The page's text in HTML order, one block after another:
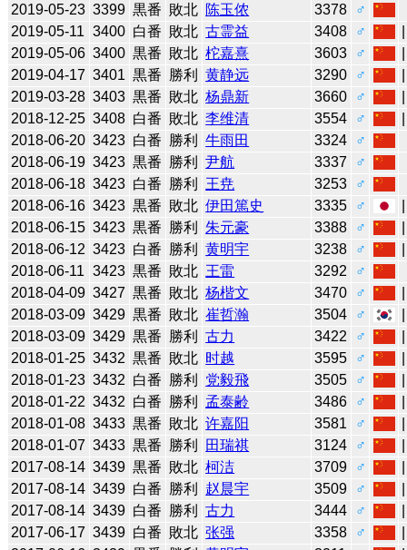
2019-05-23 3399 黒番 敗北 陈玉侬 3378
♂
2019-05-11 3400 白番 敗北 古霊益 3408 ♂
2019-05-06 3400 黒番 敗北 柁嘉熹 3603 ♂
2019-04-17 3401 黒番 勝利 黄静远 3290 ♂
2019-03-28 3403 黒番 敗北 杨鼎新 3660 ♂
2018-12-25 3408 白番 敗北 李维清 3554 ♂
2018-06-20 3423 白番 勝利 牛雨田 3324
♂
2018-06-19 3423 黒番 勝利 尹航 3337
♂
2018-06-18 3423 白番 勝利 王尭 3253
♂
2018-06-16 3423 黒番 敗北 伊田篤史 3335 ♂
2018-06-15 3423 黒番 勝利 朱元豪 3388 ♂
2018-06-12 3423 白番 勝利 黄明宇 3238 ♂
2018-06-11 3423 黒番 敗北 王雷 3292
♂
2018-04-09 3427 黒番 敗北 杨楷文 3470 ♂
2018-03-09 3429 黒番 敗北 崔哲瀚 3504 ♂
2018-03-09 3429 黒番 勝利 古力 3422 ♂
2018-01-25 3432 黒番 敗北 时越 3595 ♂
2018-01-23 3432 白番 勝利 党毅飛 3505 ♂
2018-01-22 3432 白番 勝利 孟泰齢 3486 ♂
2018-01-08 3433 黒番 敗北 许嘉阳 3581 ♂
2018-01-07 3433 黒番 勝利 田瑞祺 3124 ♂
2017-08-14 3439 黒番 敗北 柯洁 3709 ♂
2017-08-14 3439 白番 勝利 赵晨宇 3509 ♂
2017-08-14 3439 白番 勝利 古力 3444 ♂
2017-06-17 3439 白番 敗北 张强 3358 ♂